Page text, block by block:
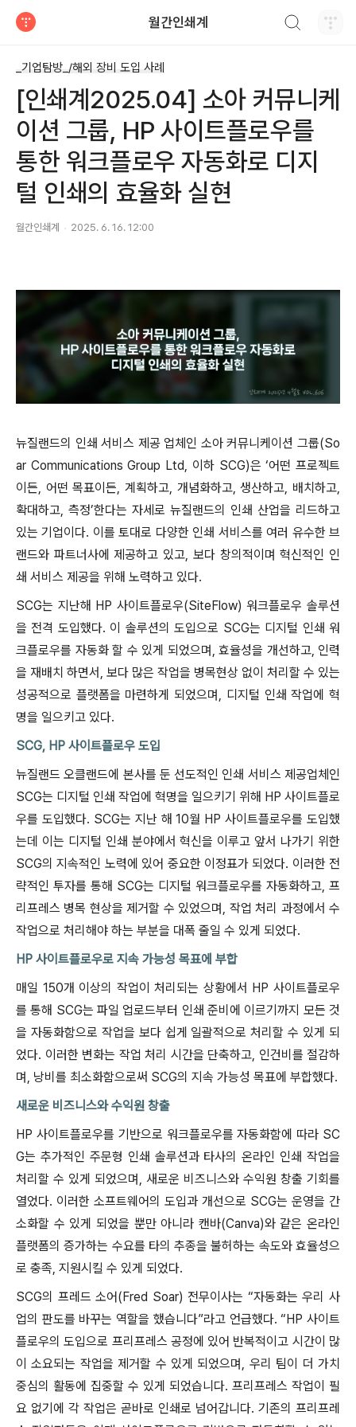
월간인쇄계
_기업탐방_/해외 장비 도입 사례
[인쇄계2025.04] 소아 커뮤니케
이션 그룹, HP 사이트플로우를
통한 워크플로우 자동화로 디지
털 인쇄의 효율화 실현
월간인쇄계 2025. 6. 16. 12:00
뉴질랜드의 인쇄 서비스 제공 업체인 소아 커뮤니케이션 그룹(So
ar Communications Group Ltd, 이하 SCG)은 ‘어떤 프로젝트
이든, 어떤 목표이든, 계획하고, 개념화하고, 생산하고, 배치하고,
확대하고, 측정’한다는 자세로 뉴질랜드의 인쇄 산업을 리드하고
있는 기업이다. 이를 토대로 다양한 인쇄 서비스를 여러 유수한 브
랜드와 파트너사에 제공하고 있고, 보다 창의적이며 혁신적인 인
쇄 서비스 제공을 위해 노력하고 있다.
SCG는 지난해 HP 사이트플로우(SiteFlow) 워크플로우 솔루션
을 전격 도입했다. 이 솔루션의 도입으로 SCG는 디지털 인쇄 워
크플로우를 자동화 할 수 있게 되었으며, 효율성을 개선하고, 인력
을 재배치 하면서, 보다 많은 작업을 병목현상 없이 처리할 수 있는
성공적으로 플랫폼을 마련하게 되었으며, 디지털 인쇄 작업에 혁
명을 일으키고 있다.
SCG, HP 사이트플로우 도입
뉴질랜드 오클랜드에 본사를 둔 선도적인 인쇄 서비스 제공업체인
SCG는 디지털 인쇄 작업에 혁명을 일으키기 위해 HP 사이트플로
우를 도입했다. SCG는 지난 해 10월 HP 사이트플로우를 도입했
는데 이는 디지털 인쇄 분야에서 혁신을 이루고 앞서 나가기 위한
SCG의 지속적인 노력에 있어 중요한 이정표가 되었다. 이러한 전
략적인 투자를 통해 SCG는 디지털 워크플로우를 자동화하고, 프
리프레스 병목 현상을 제거할 수 있었으며, 작업 처리 과정에서 수
작업으로 처리해야 하는 부분을 대폭 줄일 수 있게 되었다.
HP 사이트플로우로 지속 가능성 목표에 부합
매일 150개 이상의 작업이 처리되는 상황에서 HP 사이트플로우
를 통해 SCG는 파일 업로드부터 인쇄 준비에 이르기까지 모든 것
을 자동화함으로 작업을 보다 쉽게 일괄적으로 처리할 수 있게 되
었다. 이러한 변화는 작업 처리 시간을 단축하고, 인건비를 절감하
며, 낭비를 최소화함으로써 SCG의 지속 가능성 목표에 부합했다.
새로운 비즈니스와 수익원 창출
HP 사이트플로우를 기반으로 워크플로우를 자동화함에 따라 SC
G는 추가적인 주문형 인쇄 솔루션과 타사의 온라인 인쇄 작업을
처리할 수 있게 되었으며, 새로운 비즈니스와 수익원 창출 기회를
열었다. 이러한 소프트웨어의 도입과 개선으로 SCG는 운영을 간
소화할 수 있게 되었을 뿐만 아니라 캔바(Canva)와 같은 온라인
플랫폼의 증가하는 수요를 타의 추종을 불허하는 속도와 효율성으
로 충족, 지원시킬 수 있게 되었다.
SCG의 프레드 소어(Fred Soar) 전무이사는 “자동화는 우리 사
업의 판도를 바꾸는 역할을 했습니다”라고 언급했다. “HP 사이트
플로우의 도입으로 프리프레스 공정에 있어 반복적이고 시간이 많
이 소요되는 작업을 제거할 수 있게 되었으며, 우리 팀이 더 가치
중심의 활동에 집중할 수 있게 되었습니다. 프리프레스 작업이 필
요 없기에 각 작업은 곧바로 인쇄로 넘어갑니다. 기존의 프리프레